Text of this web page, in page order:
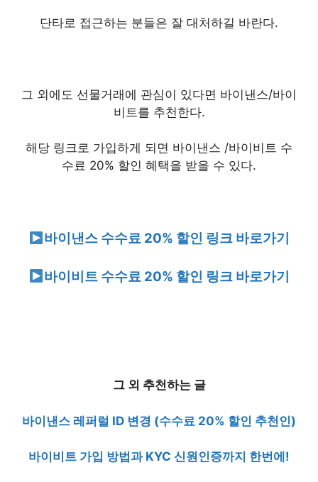
단타로 접근하는 분들은 잘 대처하길 바란다.
그 외에도 선물거래에 관심이 있다면 바이낸스/바이
비트를 추천한다.
해당 링크로 가입하게 되면 바이낸스 /바이비트 수
수료 20% 할인 혜택을 받을 수 있다.
바이낸스 수수료 20% 할인 링크 바로가기
바이비트 수수료 20% 할인 링크 바로가기
그 외 추천하는 글
바이낸스 레퍼럴 ID 변경 (수수료 20% 할인 추천인)
바이비트 가입 방법과 KYC 신원인증까지 한번에!